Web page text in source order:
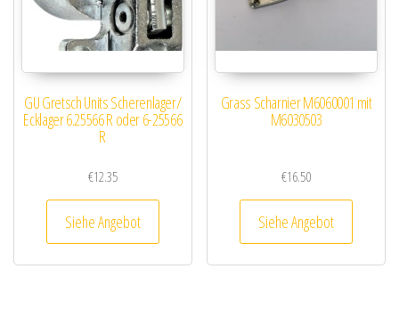
GU Gretsch Units Scherenlager/
Ecklager 6.25566 R oder 6-25566
R
€12.35
Siehe Angebot
Grass Scharnier M6060001 mit
M6030503
€16.50
Siehe Angebot